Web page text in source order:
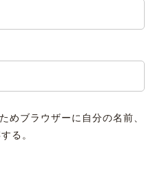
めブラウザーに自分の名前、
る。